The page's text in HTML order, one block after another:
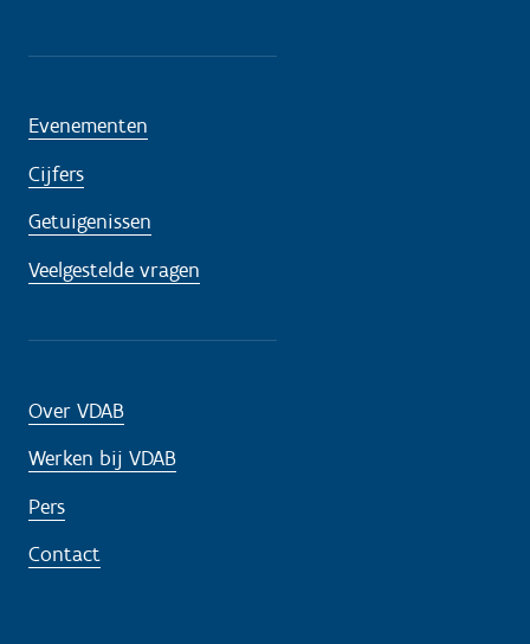
Evenementen
Cijfers
Getuigenissen
Veelgestelde vragen
Over VDAB
Werken bij VDAB
Pers
Contact